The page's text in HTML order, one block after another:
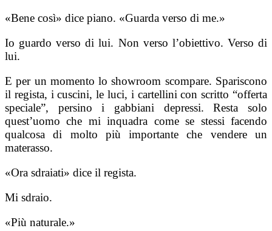
«Bene così» dice piano. «Guarda verso di me.»
Io guardo verso di lui. Non verso l’obiettivo. Verso di
lui.
E per un momento lo showroom scompare. Spariscono
il regista, i cuscini, le luci, i cartellini con scritto “offerta
speciale”, persino i gabbiani depressi. Resta solo
quest’uomo che mi inquadra come se stessi facendo
qualcosa di molto più importante che vendere un
materasso.
«Ora sdraiati» dice il regista.
Mi sdraio.
«Più naturale.»